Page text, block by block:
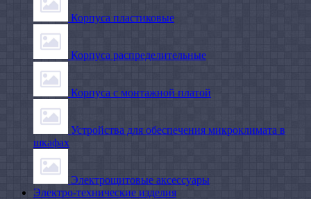
Корпуса пластиковые
Корпуса распределительные
Корпуса с монтажной платой
Устройства для обеспечения микроклимата в
шкафах
Электрощитовые аксессуары
Электро-технические изделия